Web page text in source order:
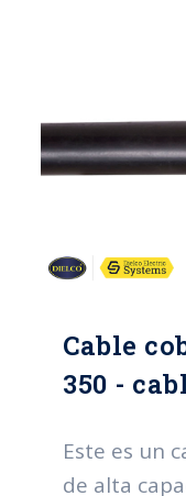
Cable
350 -
Este es un
de alta